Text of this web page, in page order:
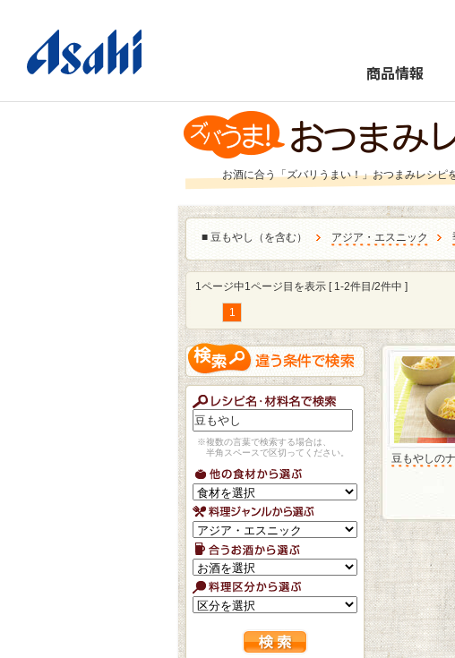
商品情報
お酒に合う「ズバリうまい！」おつまみレシピ
■ 豆もやし（を含む） アジア・エスニック
1ページ中1ページ目を表示 [ 1-2件目/2件中 ]
1
※複数の言葉で検索する場合は、
半角スペースで区切ってください。
豆もやしの